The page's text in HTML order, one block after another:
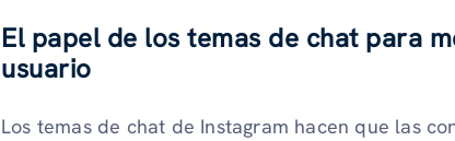
El papel de los temas de chat para
usuario
Los temas de chat de Instagram hacen que las